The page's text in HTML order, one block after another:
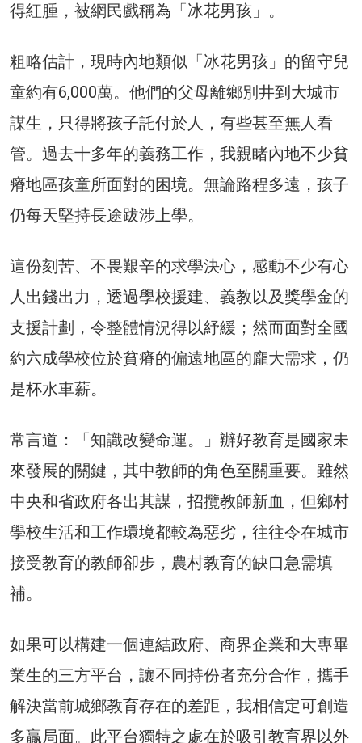
得紅腫，被網民戲稱為「冰花男孩」。
粗略估計，現時內地類似「冰花男孩」的留守兒
童約有6,000萬。他們的父母離鄉別井到大城市
謀生，只得將孩子託付於人，有些甚至無人看
管。過去十多年的義務工作，我親睹內地不少貧
瘠地區孩童所面對的困境。無論路程多遠，孩子
仍每天堅持長途跋涉上學。
這份刻苦、不畏艱辛的求學決心，感動不少有心
人出錢出力，透過學校援建、義教以及獎學金的
支援計劃，令整體情況得以紓緩；然而面對全國
約六成學校位於貧瘠的偏遠地區的龐大需求，仍
是杯水車薪。
常言道：「知識改變命運。」辦好教育是國家未
來發展的關鍵，其中教師的角色至關重要。雖然
中央和省政府各出其謀，招攬教師新血，但鄉村
學校生活和工作環境都較為惡劣，往往令在城市
接受教育的教師卻步，農村教育的缺口急需填
補。
如果可以構建一個連結政府、商界企業和大專畢
業生的三方平台，讓不同持份者充分合作，攜手
解決當前城鄉教育存在的差距，我相信定可創造
多贏局面。此平台獨特之處在於吸引教育界以外